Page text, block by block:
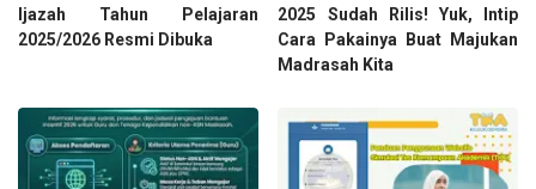
Ijazah Tahun Pelajaran
2025/2026 Resmi Dibuka
2025 Sudah Rilis! Yuk, Intip
Cara Pakainya Buat Majukan
Madrasah Kita